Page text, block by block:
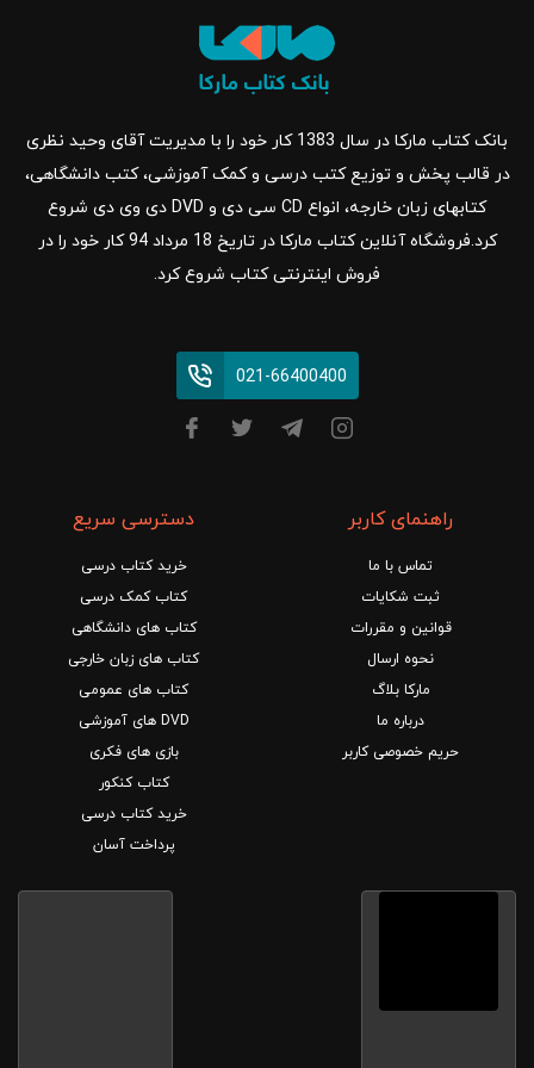
بانک کتاب مارکا در سال 1383 کار خود را با مدیریت آقای وحید نظری
در قالب پخش و توزیع کتب درسی و کمک آموزشی، کتب دانشگاهی،
کتابهای زبان خارجه، انواع CD سی دی و DVD دی وی دی شروع
کرد.فروشگاه آنلاین کتاب مارکا در تاریخ 18 مرداد 94 کار خود را در
فروش اینترنتی کتاب شروع کرد.
021-66400400
راهنمای کاربر
تماس با ما
ثبت شکایات
قوانین و مقررات
نحوه ارسال
مارکا بلاگ
درباره ما
حریم خصوصی کاربر
دسترسی سریع
خرید کتاب درسی
کتاب کمک درسی
کتاب های دانشگاهی
کتاب های زبان خارجی
کتاب های عمومی
DVD های آموزشی
بازی های فکری
کتاب کنکور
خرید کتاب درسی
پرداخت آسان